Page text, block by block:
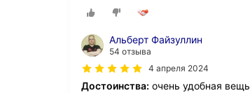
Альберт Файзуллин
54 отзыва
4 апреля 2024
Достоинства: очень удобная вещь